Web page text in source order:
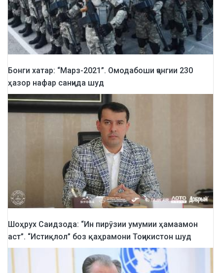
Бонги хатар: “Марз-2021”. Омодабоши ҷангии 230
ҳазор нафар санҷида шуд
Шоҳрух Саидзода: “Ин пирӯзии умумии ҳамаамон
аст”. “Истиқлол” боз қаҳрамони Тоҷикистон шуд